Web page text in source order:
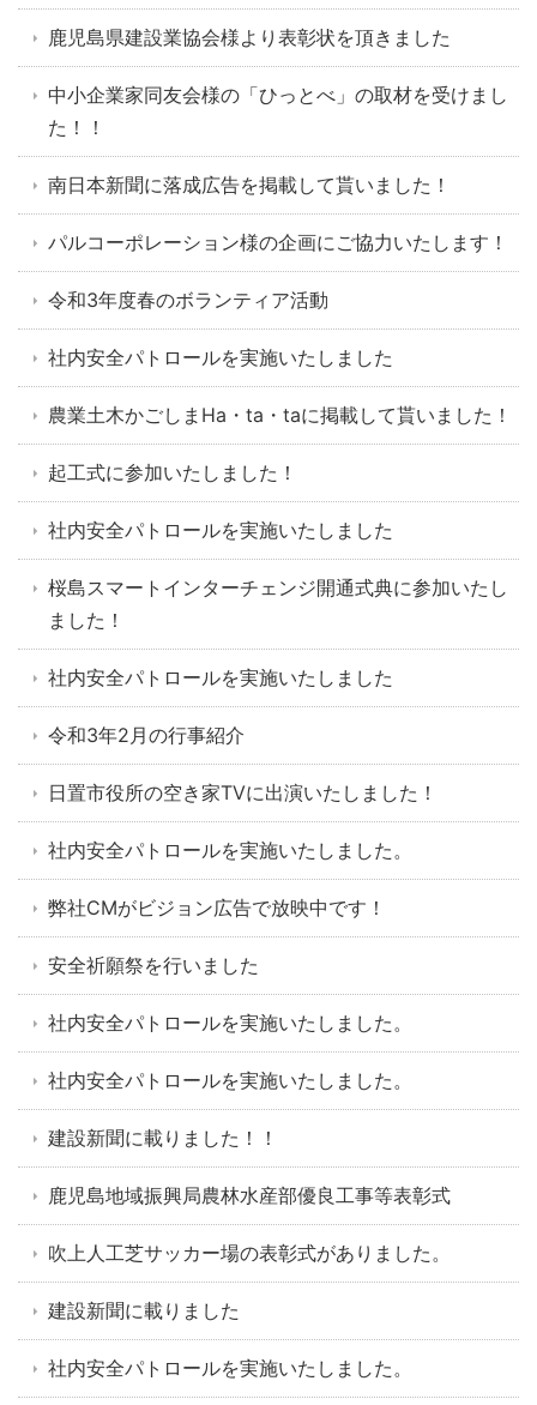
鹿児島県建設業協会様より表彰状を頂きました
中小企業家同友会様の「ひっとべ」の取材を受けまし
た！！
南日本新聞に落成広告を掲載して貰いました！
パルコーポレーション様の企画にご協力いたします！
令和3年度春のボランティア活動
社内安全パトロールを実施いたしました
農業土木かごしまHa・ta・taに掲載して貰いました！
起工式に参加いたしました！
社内安全パトロールを実施いたしました
桜島スマートインターチェンジ開通式典に参加いたし
ました！
社内安全パトロールを実施いたしました
令和3年2月の行事紹介
日置市役所の空き家TVに出演いたしました！
社内安全パトロールを実施いたしました。
弊社CMがビジョン広告で放映中です！
安全祈願祭を行いました
社内安全パトロールを実施いたしました。
社内安全パトロールを実施いたしました。
建設新聞に載りました！！
鹿児島地域振興局農林水産部優良工事等表彰式
吹上人工芝サッカー場の表彰式がありました。
建設新聞に載りました
社内安全パトロールを実施いたしました。